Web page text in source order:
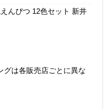
んぴつ 12色セット 新井
は各販売店ごとに異な